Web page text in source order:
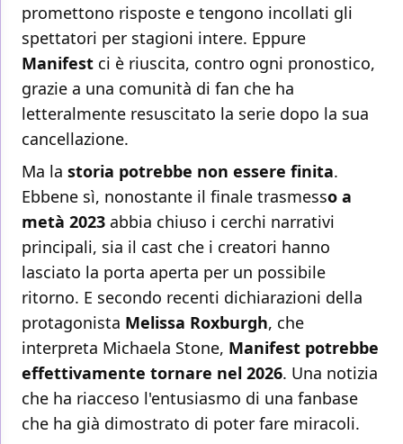
promettono risposte e tengono incollati gli
spettatori per stagioni intere. Eppure
Manifest ci è riuscita, contro ogni pronostico,
grazie a una comunità di fan che ha
letteralmente resuscitato la serie dopo la sua
cancellazione.
Ma la storia potrebbe non essere finita.
Ebbene sì, nonostante il finale trasmesso a
metà 2023 abbia chiuso i cerchi narrativi
principali, sia il cast che i creatori hanno
lasciato la porta aperta per un possibile
ritorno. E secondo recenti dichiarazioni della
protagonista Melissa Roxburgh, che
interpreta Michaela Stone, Manifest potrebbe
effettivamente tornare nel 2026. Una notizia
che ha riacceso l'entusiasmo di una fanbase
che ha già dimostrato di poter fare miracoli.